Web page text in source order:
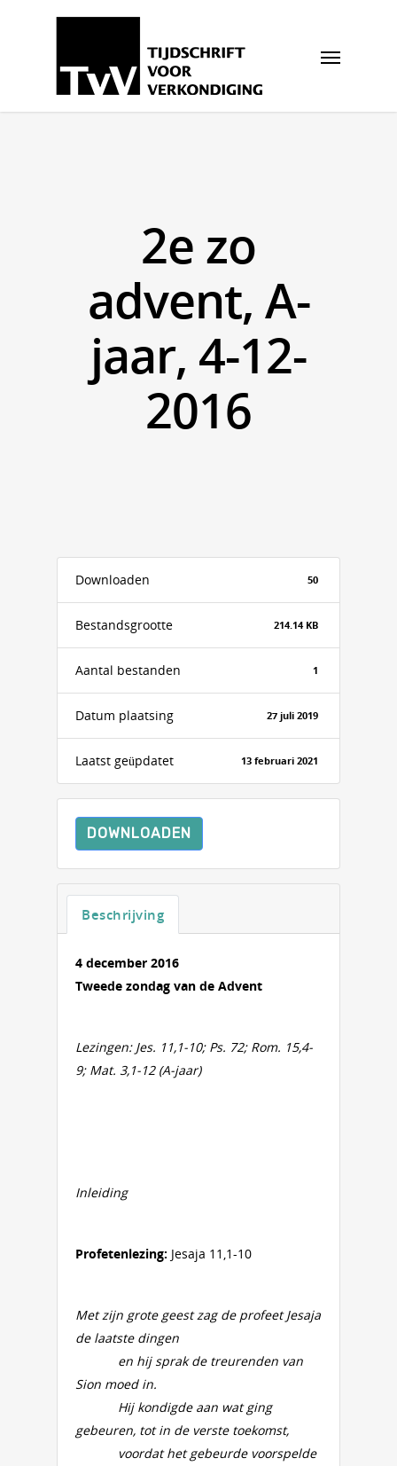
2e zo
advent, A-
jaar, 4-12-
2016
Downloaden 50
Bestandsgrootte 214.14 KB
Aantal bestanden 1
Datum plaatsing 27 juli 2019
Laatst geüpdatet 13 februari 2021
DOWNLOADEN
Beschrijving
4 december 2016
Tweede zondag van de Advent
Lezingen: Jes. 11,1-10; Ps. 72; Rom. 15,4-
9; Mat. 3,1-12 (A-jaar)
Inleiding
Profetenlezing: Jesaja 11,1-10
Met zijn grote geest zag de profeet Jesaja
de laatste dingen
en hij sprak de treurenden van
Sion moed in.
Hij kondigde aan wat ging
gebeuren, tot in de verste toekomst,
voordat het gebeurde voorspelde